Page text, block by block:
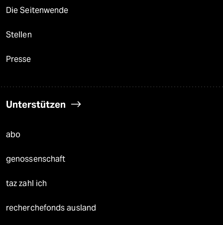
Die Seitenwende
Stellen
Presse
Unterstützen
abo
genossenschaft
taz zahl ich
recherchefonds ausland